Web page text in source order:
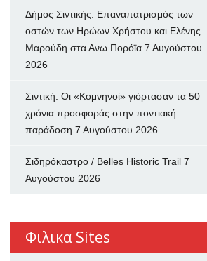
Δήμος Σιντικής: Επαναπατρισμός των
oστών των Ηρώων Χρήστου και Ελένης
Μαρούδη στα Ανω Πορόϊα 7 Αυγούστου
2026
Σιντική: Οι «Κομνηνοί» γιόρτασαν τα 50
χρόνια προσφοράς στην ποντιακή
παράδοση 7 Αυγούστου 2026
Σιδηρόκαστρο / Belles Historic Trail 7
Αυγούστου 2026
Φιλικα Sites